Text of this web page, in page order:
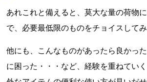
あれこれと備えると、莫大な量の荷物
で、必要最低限のものをチョイスしてみ
他にも、こんなものがあったら良かっ
に困った・・・など、経験を重ねてい